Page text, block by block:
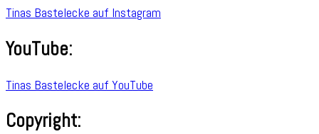
Tinas Bastelecke auf Instagram
YouTube:
Tinas Bastelecke auf YouTube
Copyright: